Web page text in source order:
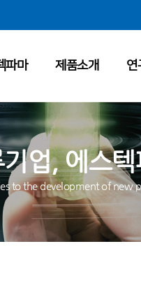
파마 제품소개 연
업, 에스
to the development of new